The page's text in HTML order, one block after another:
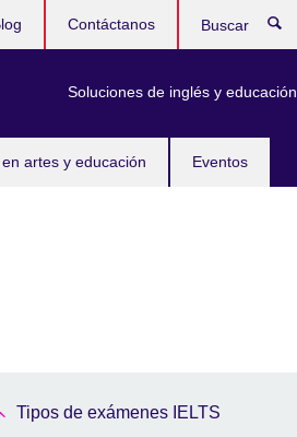
artes y educación Eventos
Soluciones de inglés y educación
Contáctanos
Tipos de exámenes IELTS